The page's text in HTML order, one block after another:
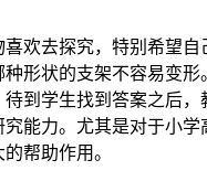
欢去探究，特别希望
形状的支架不容易变
到学生找到答案之后
能力。尤其是对于小
帮助作用。